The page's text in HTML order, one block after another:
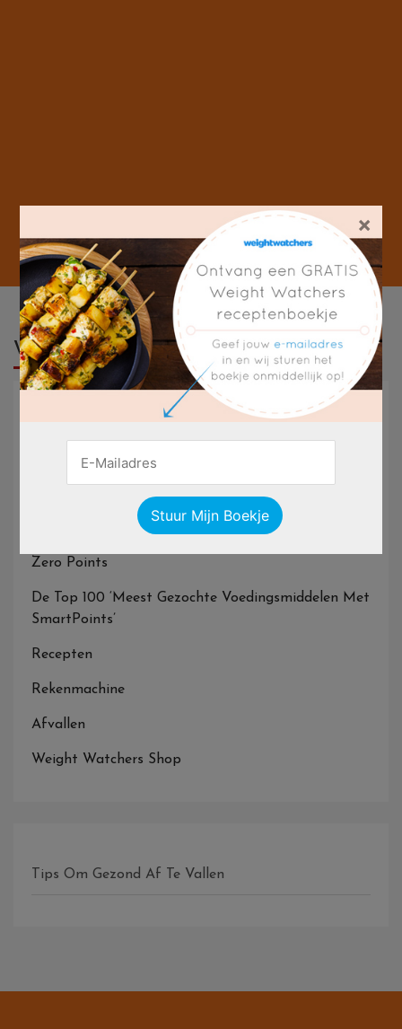
Weight Watchers
Weight Watchers Nederland
Weight Watchers Online
ProPoints En SmartPoints
Zero Points
De Top 100 ‘Meest Gezochte Voedingsmiddelen Met
SmartPoints’
Recepten
Rekenmachine
Afvallen
Weight Watchers Shop
Tips Om Gezond Af Te Vallen
×